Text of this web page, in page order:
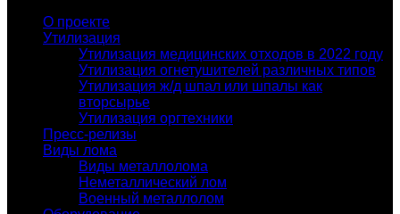
О проекте
Утилизация
Утилизация медицинских отходов в 2022 году
Утилизация огнетушителей различных типов
Утилизация ж/д шпал или шпалы как
вторсырье
Утилизация оргтехники
Пресс-релизы
Виды лома
Виды металлолома
Неметаллический лом
Военный металлолом